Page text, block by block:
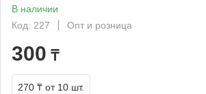
В наличии
Код: 227
Опт и розница
300 ₸
270 ₸ от 10 шт.